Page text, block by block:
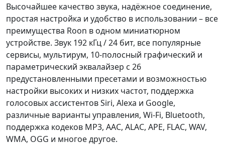
Высочайшее качество звука, надёжное соединение,
простая настройка и удобство в использовании – все
преимущества Roon в одном миниатюрном
устройстве. Звук 192 кГц / 24 бит, все популярные
сервисы, мультирум, 10-полосный графический и
параметрический эквалайзер с 26
предустановленными пресетами и возможностью
настройки высоких и низких частот, поддержка
голосовых ассистентов Siri, Alexa и Google,
различные варианты управления, Wi-Fi, Bluetooth,
поддержка кодеков MP3, AAC, ALAC, APE, FLAC, WAV,
WMA, OGG и многое другое.